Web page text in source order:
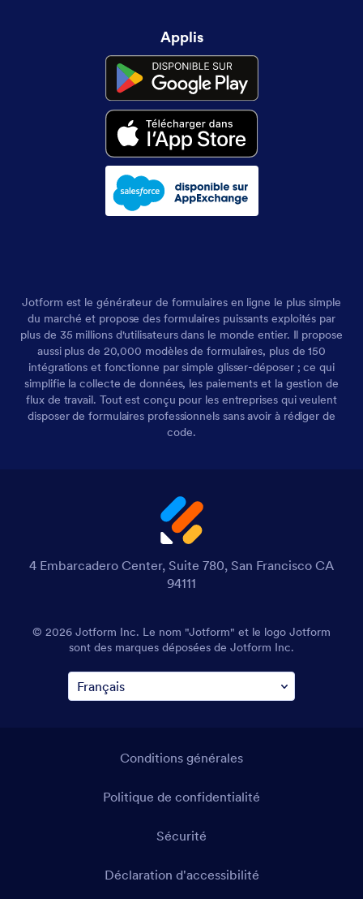
Applis
Jotform est le générateur de formulaires en ligne le plus simple
du marché et propose des formulaires puissants exploités par
plus de 35 millions d'utilisateurs dans le monde entier. Il propose
aussi plus de 20,000 modèles de formulaires, plus de 150
intégrations et fonctionne par simple glisser-déposer ; ce qui
simplifie la collecte de données, les paiements et la gestion de
flux de travail. Tout est conçu pour les entreprises qui veulent
disposer de formulaires professionnels sans avoir à rédiger de
code.
4 Embarcadero Center, Suite 780, San Francisco CA
94111
© 2026 Jotform Inc. Le nom "Jotform" et le logo Jotform
sont des marques déposées de Jotform Inc.
Conditions générales
Politique de confidentialité
Sécurité
Déclaration d'accessibilité